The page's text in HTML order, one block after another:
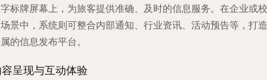
标牌屏幕上，为旅客提供准确、及时的信息服务。在企业或校
景中，系统则可整合内部通知、行业资讯、活动预告等，打造
的信息发布平台。
呈现与互动体验